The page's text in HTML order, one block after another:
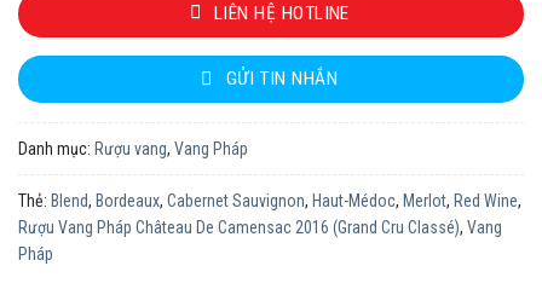
LIÊN HỆ HOTLINE
GỬI TIN NHẮN
Danh mục: Rượu vang, Vang Pháp
Thẻ: Blend, Bordeaux, Cabernet Sauvignon, Haut-Médoc, Merlot, Red Wine,
Rượu Vang Pháp Château De Camensac 2016 (Grand Cru Classé), Vang
Pháp